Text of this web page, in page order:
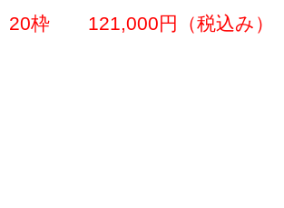
20枠 121,000円（税込み）